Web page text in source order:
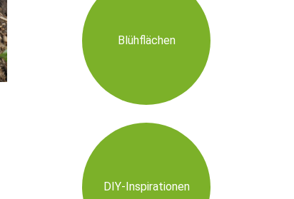
Blühflächen
DIY-Inspirationen